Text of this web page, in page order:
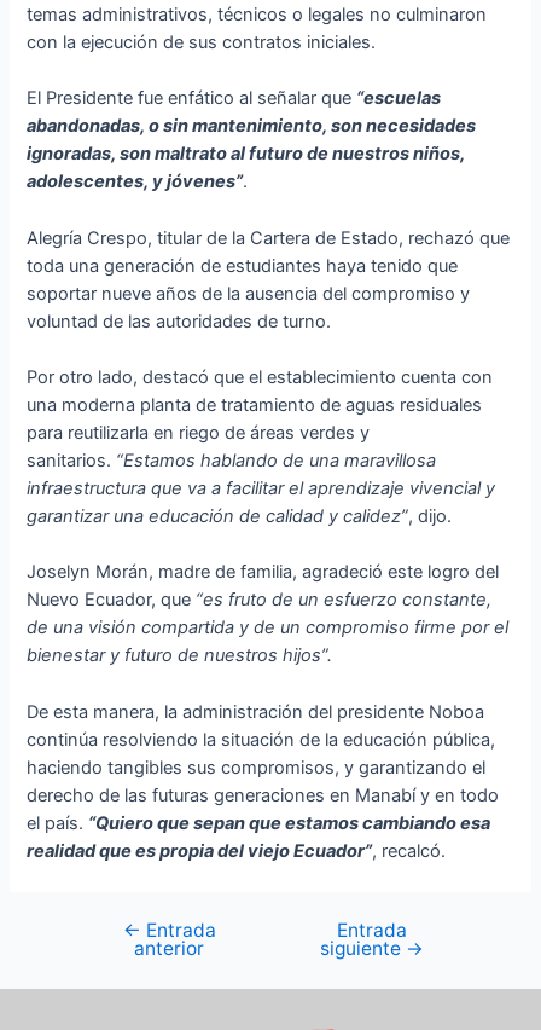
temas administrativos, técnicos o legales no culminaron
con la ejecución de sus contratos iniciales.
El Presidente fue enfático al señalar que “escuelas
abandonadas, o sin mantenimiento, son necesidades
ignoradas, son maltrato al futuro de nuestros niños,
adolescentes, y jóvenes”.
Alegría Crespo, titular de la Cartera de Estado, rechazó que
toda una generación de estudiantes haya tenido que
soportar nueve años de la ausencia del compromiso y
voluntad de las autoridades de turno.
Por otro lado, destacó que el establecimiento cuenta con
una moderna planta de tratamiento de aguas residuales
para reutilizarla en riego de áreas verdes y
sanitarios. “Estamos hablando de una maravillosa
infraestructura que va a facilitar el aprendizaje vivencial y
garantizar una educación de calidad y calidez”, dijo.
Joselyn Morán, madre de familia, agradeció este logro del
Nuevo Ecuador, que “es fruto de un esfuerzo constante,
de una visión compartida y de un compromiso firme por el
bienestar y futuro de nuestros hijos”.
De esta manera, la administración del presidente Noboa
continúa resolviendo la situación de la educación pública,
haciendo tangibles sus compromisos, y garantizando el
derecho de las futuras generaciones en Manabí y en todo
el país. “Quiero que sepan que estamos cambiando esa
realidad que es propia del viejo Ecuador”, recalcó.
← Entrada
anterior
Entrada
siguiente →